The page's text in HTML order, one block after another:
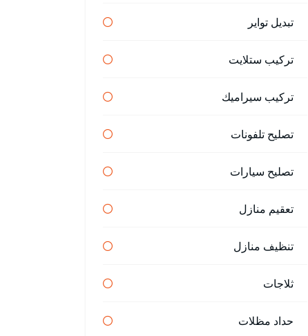
تبديل تواير
تركيب ستلايت
تركيب سيراميك
تصليح تلفونات
تصليح سيارات
تعقيم منازل
تنظيف منازل
ثلاجات
حداد مظلات